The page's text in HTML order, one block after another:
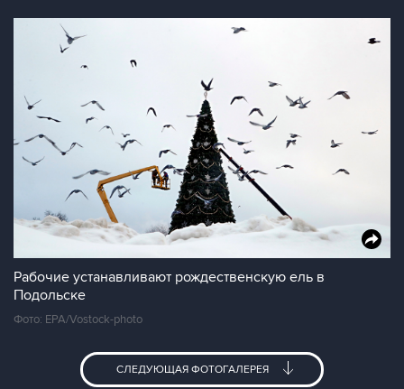
Рабочие устанавливают рождественскую ель в
Подольске
Фото: EPA/Vostock-photo
СЛЕДУЮЩАЯ ФОТОГАЛЕРЕЯ